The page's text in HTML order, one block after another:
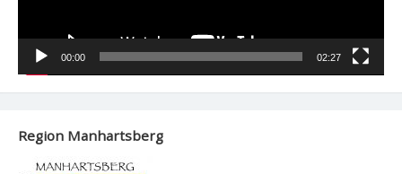
00:00 02:27
Region Manhartsberg